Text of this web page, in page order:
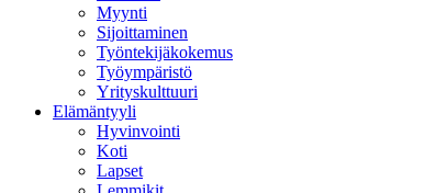
Myynti
Sijoittaminen
Työntekijäkokemus
Työympäristö
Yrityskulttuuri
Elämäntyyli
Hyvinvointi
Koti
Lapset